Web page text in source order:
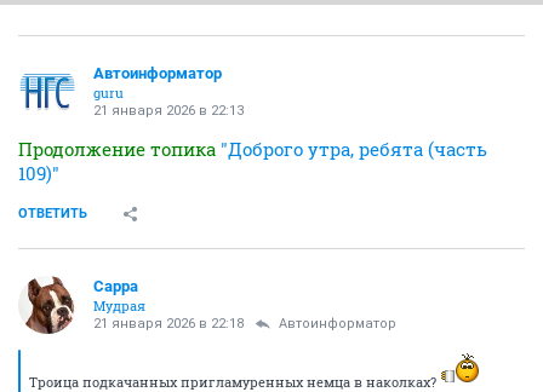
Автоинформатор
guru
21 января 2026 в 22:13
Продолжение топика "Доброго утра, ребята (часть
109)"
ОТВЕТИТЬ
Сарра
Мудрая
21 января 2026 в 22:18 Автоинформатор
Троица подкачанных пригламуренных немца в наколках?